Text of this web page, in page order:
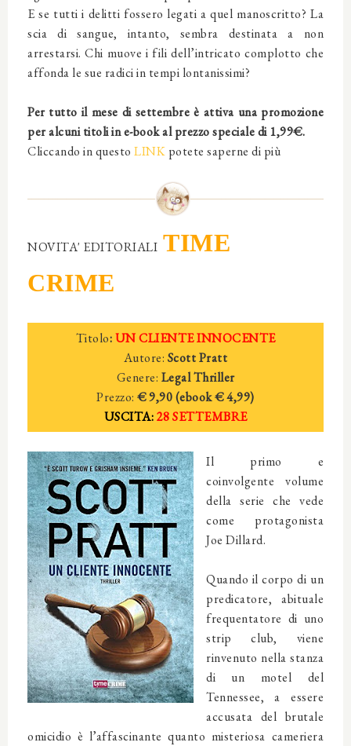
E se tutti i delitti fossero legati a quel manoscritto? La
scia di sangue, intanto, sembra destinata a non
arrestarsi. Chi muove i fili dell’intricato complotto che
affonda le sue radici in tempi lontanissimi?
Per tutto il mese di settembre è attiva una promozione
per alcuni titoli in e-book al prezzo speciale di 1,99€.
Cliccando in questo LINK potete saperne di più
NOVITA' EDITORIALI TIME
CRIME
Titolo:UN CLIENTE INNOCENTE
Autore: Scott Pratt
Genere: Legal Thriller
Prezzo:€ 9,90 (ebook € 4,99)
USCITA:28 SETTEMBRE
Il primo e
coinvolgente volume
della serie che vede
come protagonista
Joe Dillard.
Quando il corpo di un
predicatore, abituale
frequentatore di uno
strip club, viene
rinvenuto nella stanza
di un motel del
Tennessee, a essere
accusata del brutale
omicidio è l’affascinante quanto misteriosa cameriera